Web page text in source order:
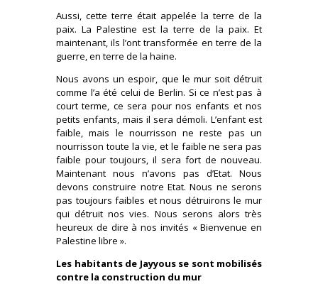
Aussi, cette terre était appelée la terre de la
paix. La Palestine est la terre de la paix. Et
maintenant, ils l’ont transformée en terre de la
guerre, en terre de la haine.
Nous avons un espoir, que le mur soit détruit
comme l’a été celui de Berlin. Si ce n’est pas à
court terme, ce sera pour nos enfants et nos
petits enfants, mais il sera démoli. L’enfant est
faible, mais le nourrisson ne reste pas un
nourrisson toute la vie, et le faible ne sera pas
faible pour toujours, il sera fort de nouveau.
Maintenant nous n’avons pas d’Etat. Nous
devons construire notre Etat. Nous ne serons
pas toujours faibles et nous détruirons le mur
qui détruit nos vies. Nous serons alors très
heureux de dire à nos invités « Bienvenue en
Palestine libre ».
Les habitants de Jayyous se sont mobilisés
contre la construction du mur